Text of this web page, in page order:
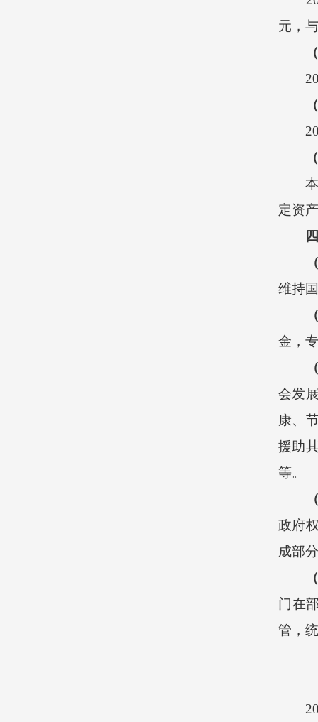
元，
本单
定资
维持
金，
会发
康、
援助
等。
政府
成部
门在
管，